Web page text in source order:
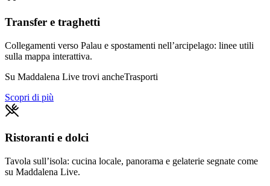
Transfer e traghetti
Collegamenti verso Palau e spostamenti nell’arcipelago: linee utili
sulla mappa interattiva.
Su Maddalena Live trovi ancheTrasporti
Scopri di più
Ristoranti e dolci
Tavola sull’isola: cucina locale, panorama e gelaterie segnate come
su Maddalena Live.